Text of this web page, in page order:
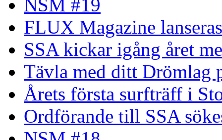
NSM #19
FLUX Magazine lanseras
SSA kickar igång året
Tävla med ditt Drömlag
Årets första surfträff i
Ordförande till SSA